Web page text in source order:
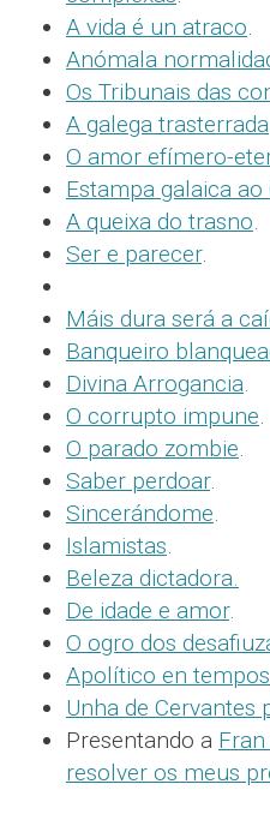
A vida é un atraco.
Anómala
Os Tribunais das
A galega trasterrada
O amor efímero-
Estampa galaica ao
A queixa do trasno.
Ser e parecer.
Máis dura será a
Banqueiro
Divina Arrogancia.
O corrupto impune.
O parado zombie.
Saber perdoar.
Sincerándome.
Islamistas.
Beleza dictadora.
De idade e amor.
O ogro dos
Apolítico en
Unha de Cervantes
Presentando a
resolver os meus